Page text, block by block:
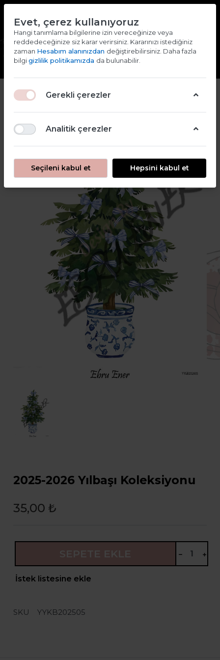
Giriş yap Kaydol
2025-2026 Yılbaşı Koleksiyonu
35,00 ₺
İstek listesine ekle
SKU YYKB202505
Evet, çerez kullanıyoruz
Hangi tanımlama bilgilerine izin vereceğinize veya
reddedeceğinize siz karar verirsiniz. Kararınızı istediğiniz
zaman Hesabım alanınızdan değiştirebilirsiniz. Daha fazla
bilgigizlilik politikamızda da bulunabilir.
Gerekli çerezler
Analitik çerezler
Seçileni kabul et Hepsini kabul et